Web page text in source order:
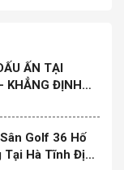
ẤN TẠI
KHẲNG ĐỊNH
Golf 36 Hố
Hà Tĩnh Định